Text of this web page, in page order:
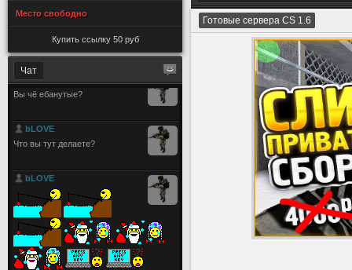
Место свободно
Купить ссылку 50 руб
Чат
Готовые сервера CS 1.6